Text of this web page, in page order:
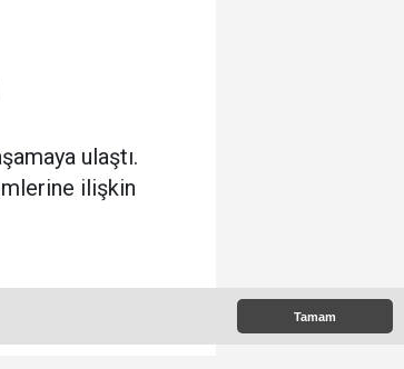
Tamam
ulaştı.
ilişkin